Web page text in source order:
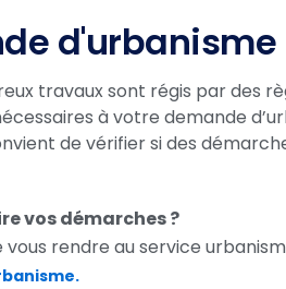
d'urbanisme
travaux sont régis par des
à votre demande
de vérifier si des
vos démarches ?
vous rendre au service